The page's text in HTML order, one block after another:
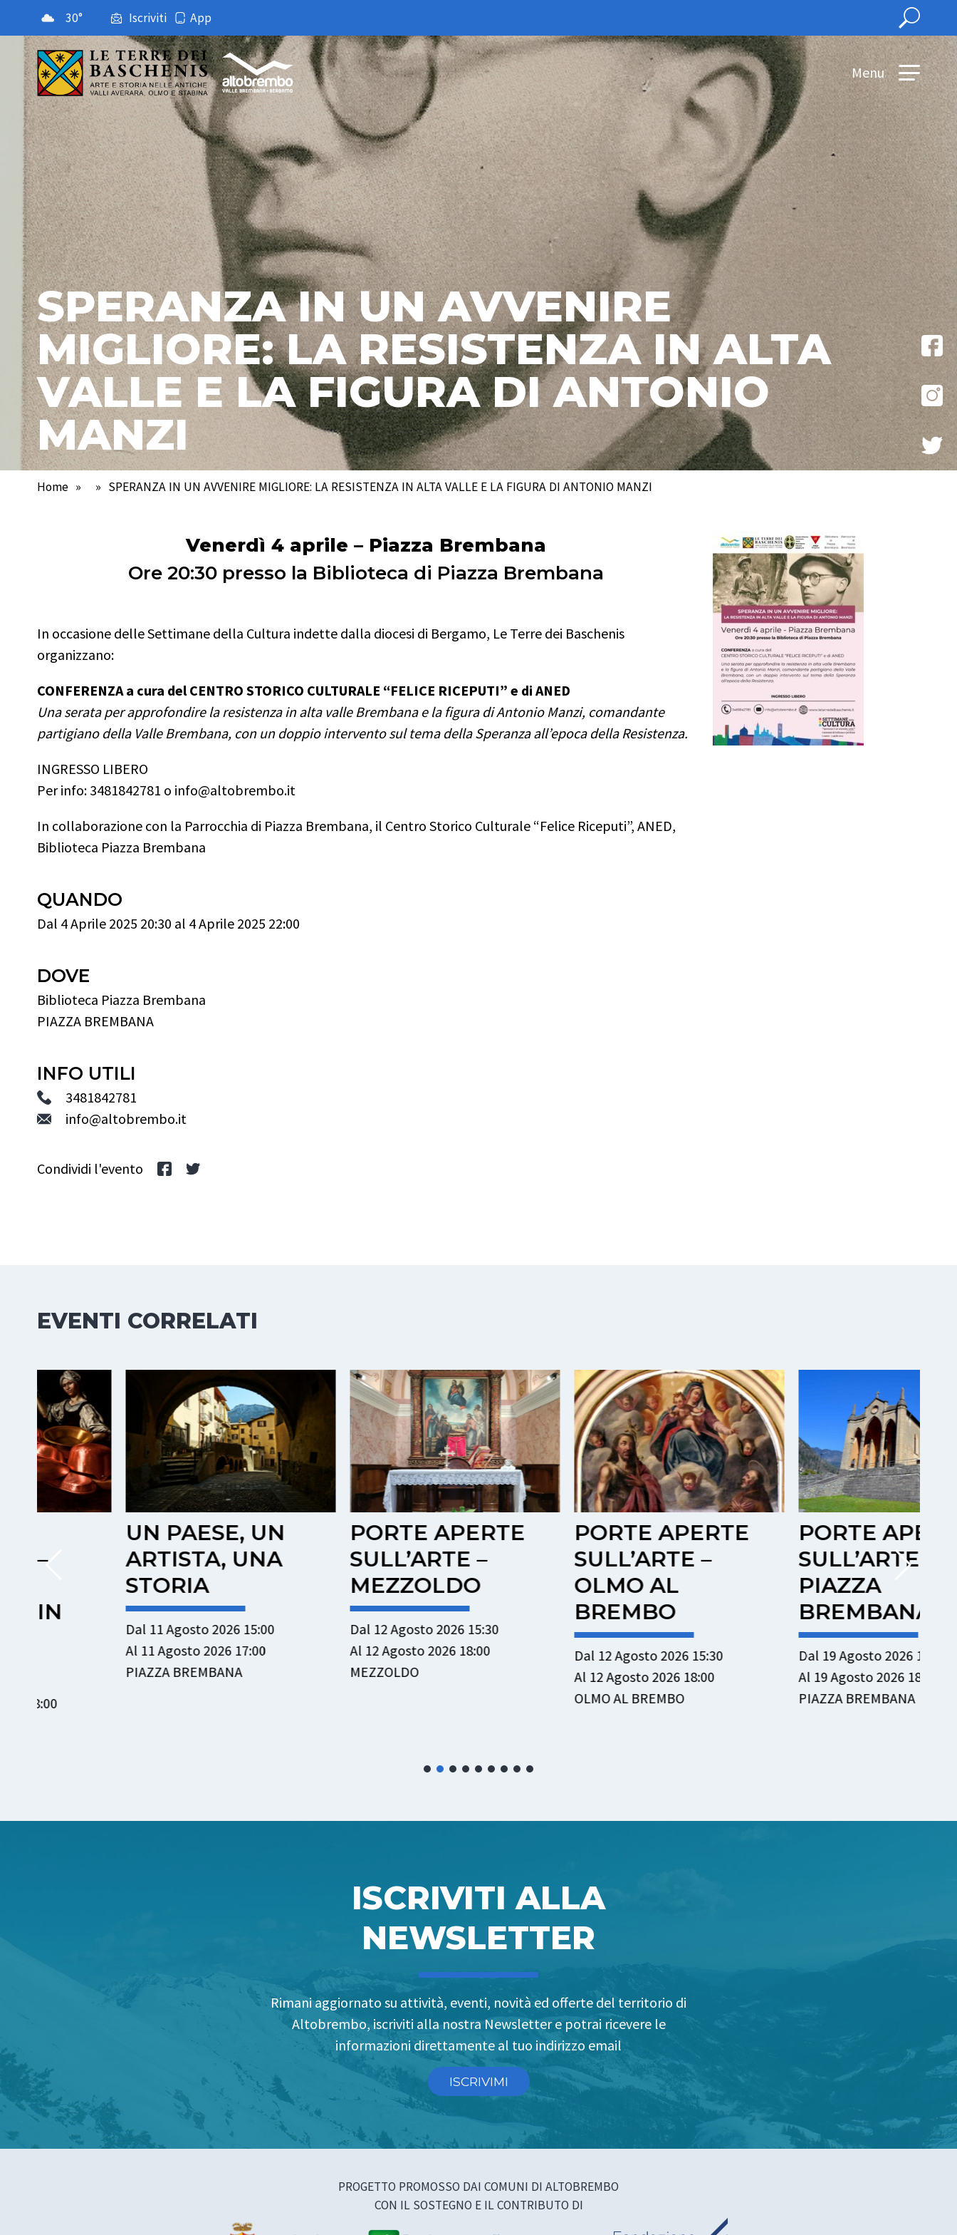
30° Iscriviti App
Menu
SPERANZA IN UN AVVENIRE
MIGLIORE: LA RESISTENZA IN ALTA
VALLE E LA FIGURA DI ANTONIO
MANZI
Home » » SPERANZA IN UN AVVENIRE MIGLIORE: LA RESISTENZA IN ALTA VALLE E LA FIGURA DI ANTONIO MANZI
Venerdì 4 aprile – Piazza Brembana
Ore 20:30 presso la Biblioteca di Piazza Brembana
In occasione delle Settimane della Cultura indette dalla diocesi di Bergamo, Le Terre dei Baschenis
organizzano:
CONFERENZA a cura del CENTRO STORICO CULTURALE “FELICE RICEPUTI” e di ANED
Una serata per approfondire la resistenza in alta valle Brembana e la figura di Antonio Manzi, comandante
partigiano della Valle Brembana, con un doppio intervento sul tema della Speranza all’epoca della Resistenza.
INGRESSO LIBERO
Per info: 3481842781 o info@altobrembo.it
In collaborazione con la Parrocchia di Piazza Brembana, il Centro Storico Culturale “Felice Riceputi”, ANED,
Biblioteca Piazza Brembana
QUANDO
Dal 4 Aprile 2025 20:30 al 4 Aprile 2025 22:00
DOVE
Biblioteca Piazza Brembana
PIAZZA BREMBANA
INFO UTILI
3481842781
info@altobrembo.it
Condividi l'evento
EVENTI CORRELATI
UN PAESE, UN
ARTISTA, UNA
STORIA
Dal 11 Agosto 2026 15:00
Al 11 Agosto 2026 17:00
PIAZZA BREMBANA
PORTE APERTE
SULL’ARTE –
MEZZOLDO
Dal 12 Agosto 2026 15:30
Al 12 Agosto 2026 18:00
PORTE APERTE
SULL’ARTE –
OLMO AL
BREMBO
Dal 12 Agosto 2026 15:30
Al 12 Agosto 2026 18:00
OLMO AL BREMBO
PORTE APERTE
SULL’ARTE –
BREMBANA
Dal 19 Agosto 2026 15:30
Al 19 Agosto 2026 18:00
PIAZZA BREMBANA
ISCRIVITI ALLA
NEWSLETTER
Rimani aggiornato su attività, eventi, novità ed offerte del territorio di
Altobrembo, iscriviti alla nostra Newsletter e potrai ricevere le
informazioni direttamente al tuo indirizzo email
ISCRIVIMI
PROGETTO PROMOSSO DAI COMUNI DI ALTOBREMBO
CON IL SOSTEGNO E IL CONTRIBUTO DI